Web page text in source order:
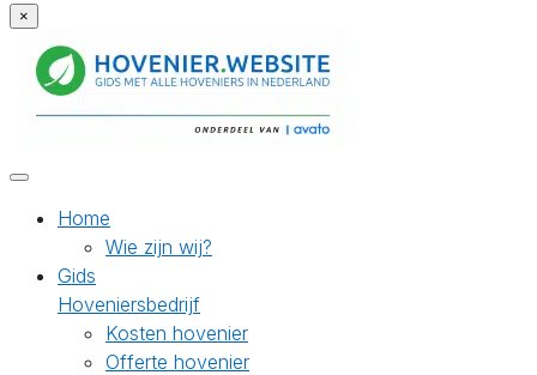
×
Home
Wie zijn wij?
Gids
Hoveniersbedrijf
Kosten hovenier
Offerte hovenier